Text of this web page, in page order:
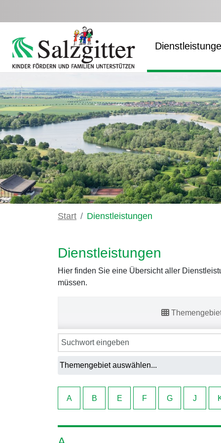
Start Dienstleistungen
Dienstleistungen
Hier finden Sie eine Übersicht aller
müssen.
A B E F G J